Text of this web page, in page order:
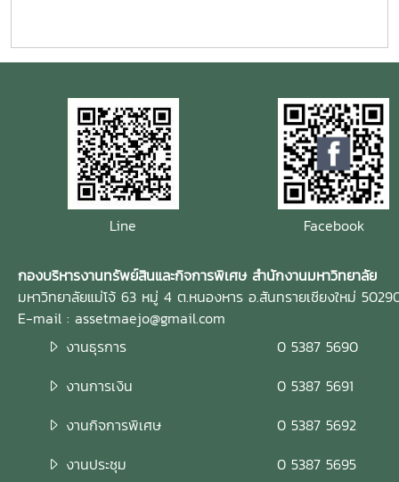
Line Facebook
กองบริหารงานทรัพย์สินและกิจการพิเศษ สำนักงานมหาวิทยาลัย
มหาวิทยาลัยแม่โจ้ 63 หมู่ 4 ต.หนองหาร อ.สันทรายเชียงใหม่
E-mail : assetmaejo@gmail.com
งานธุรการ
0 5387 5690
งานการเงิน
0 5387 5691
งานกิจการพิเศษ
0 5387 5692
งานประชุม
0 5387 5695